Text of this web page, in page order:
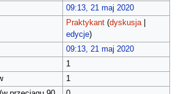
09:13, 21 maj 2020
Praktykant (dyskusja|
edycje)
09:13, 21 maj 2020
1
1